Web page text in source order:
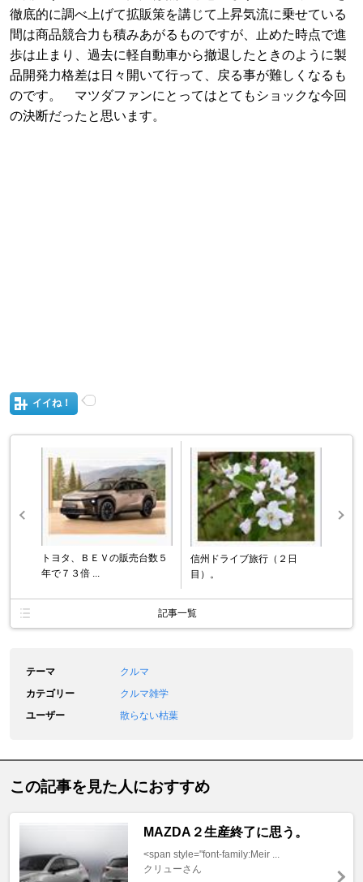
徹底的に調べ上げて拡販策を講じて上昇気流に乗せている
間は商品競合力も積みあがるものですが、止めた時点で進
歩は止まり、過去に軽自動車から撤退したときのように製
品開発力格差は日々開いて行って、戻る事が難しくなるも
のです。 マツダファンにとってはとてもショックな今回
の決断だったと思います。
イイね！
トヨタ、ＢＥＶの販売台数５
年で７３倍 ...
信州ドライブ旅行（２日
目）。
記事一覧
テーマ
クルマ
カテゴリー
クルマ雑学
ユーザー
散らない枯葉
この記事を見た人におすすめ
MAZDA２生産終了に思う。
<span style="font-family:Meir ...
クリューさん